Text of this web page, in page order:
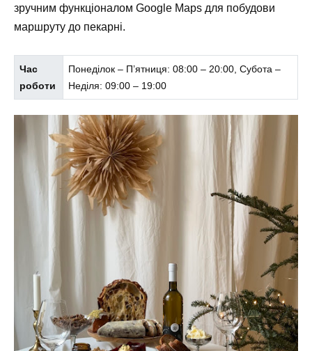
зручним функціоналом Google Maps для побудови
маршруту до пекарні.
Час
роботи
Понеділок – П’ятниця: 08:00 – 20:00, Субота –
Неділя: 09:00 – 19:00